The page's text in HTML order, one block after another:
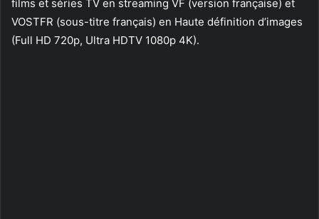
films et séries TV en streaming VF (version française) et
VOSTFR (sous-titre français) en Haute définition d’images
(Full HD 720p, Ultra HDTV 1080p 4K).